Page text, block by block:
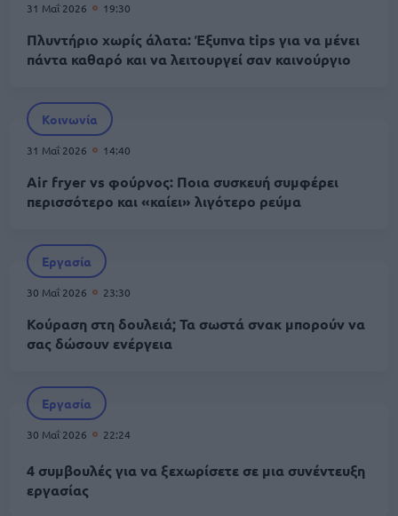
31 Μαΐ 2026 19:30
Πλυντήριο χωρίς άλατα: Έξυπνα tips για να μένει
πάντα καθαρό και να λειτουργεί σαν καινούργιο
Κοινωνία
31 Μαΐ 2026 14:40
Air fryer vs φούρνος: Ποια συσκευή συμφέρει
περισσότερο και «καίει» λιγότερο ρεύμα
Εργασία
30 Μαΐ 2026 23:30
Κούραση στη δουλειά; Τα σωστά σνακ μπορούν να
σας δώσουν ενέργεια
Εργασία
30 Μαΐ 2026 22:24
4 συμβουλές για να ξεχωρίσετε σε μια συνέντευξη
εργασίας